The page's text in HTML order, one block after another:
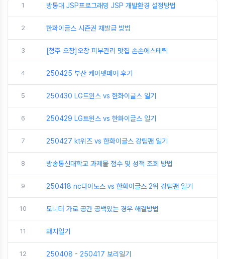
1 방통대 JSP프로그래밍 JSP 개발환경 설정방법
2 한화이글스 시즌권 재발급 방법
3 [청주 오창]오창 피부관리 맛집 손손에스테틱
4 250425 부산 케이펫페어 후기
5 250430 LG트윈스 vs 한화이글스 일기
6 250429 LG트윈스 vs 한화이글스 일기
7 250427 kt위즈 vs 한화이글스 강팀팬 일기
8 방송통신대학교 과제물 점수 및 성적 조회 방법
9 250418 nc다이노스 vs 한화이글스 2위 강팀팬 일기
10 모니터 가로 공간 공백있는 경우 해결방법
11 돼지일기
12 250408 - 250417 보리일기